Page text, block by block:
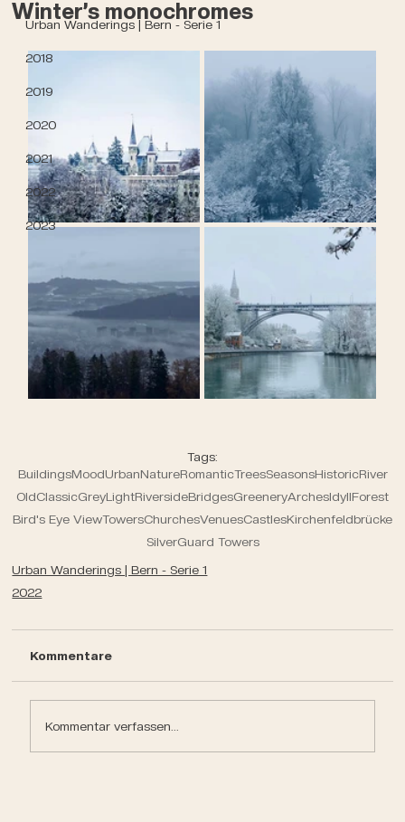
Urban Wanderings | Bern - Serie 1
2018
2019
2020
2021
2022
2023
Winter’s monochromes
Tags:
BuildingsMoodUrbanNatureRomanticTreesSeasonsHistoricRiver
OldClassicGreyLightRiversideBridgesGreeneryArchesIdyllForest
Bird's Eye ViewTowersChurchesVenuesCastlesKirchenfeldbrücke
SilverGuard Towers
Urban Wanderings | Bern - Serie 1
2022
Kommentare
Kommentar verfassen...